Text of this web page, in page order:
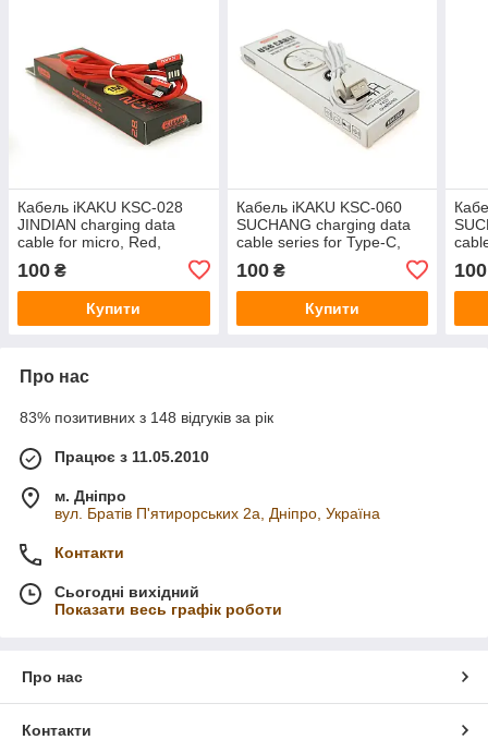
Кабель iKAKU KSC-028
JINDIAN charging data
cable for micro, Red,
100 ₴
Купити
Кабель iKAKU KSC-060
SUCHANG charging data
cable series for Type-C,
White, довжина 1м, 2,4А,
BOX
100₴
Купити
BOX
100
Про нас
83% позитивних з 148 відгуків за рік
Працює з 11.05.2010
м. Дніпро
вул. Братів П'ятирорських 2а, Дніпро, Україна
Контакти
Сьогодні вихідний
Показати весь графік роботи
Про нас
Контакти